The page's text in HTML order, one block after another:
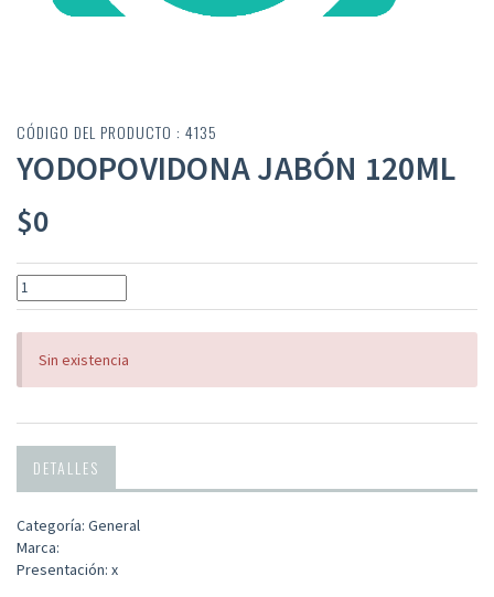
CÓDIGO DEL PRODUCTO : 4135
YODOPOVIDONA JABÓN 120ML
$0
Sin existencia
DETALLES
Categoría: General
Marca:
Presentación: x